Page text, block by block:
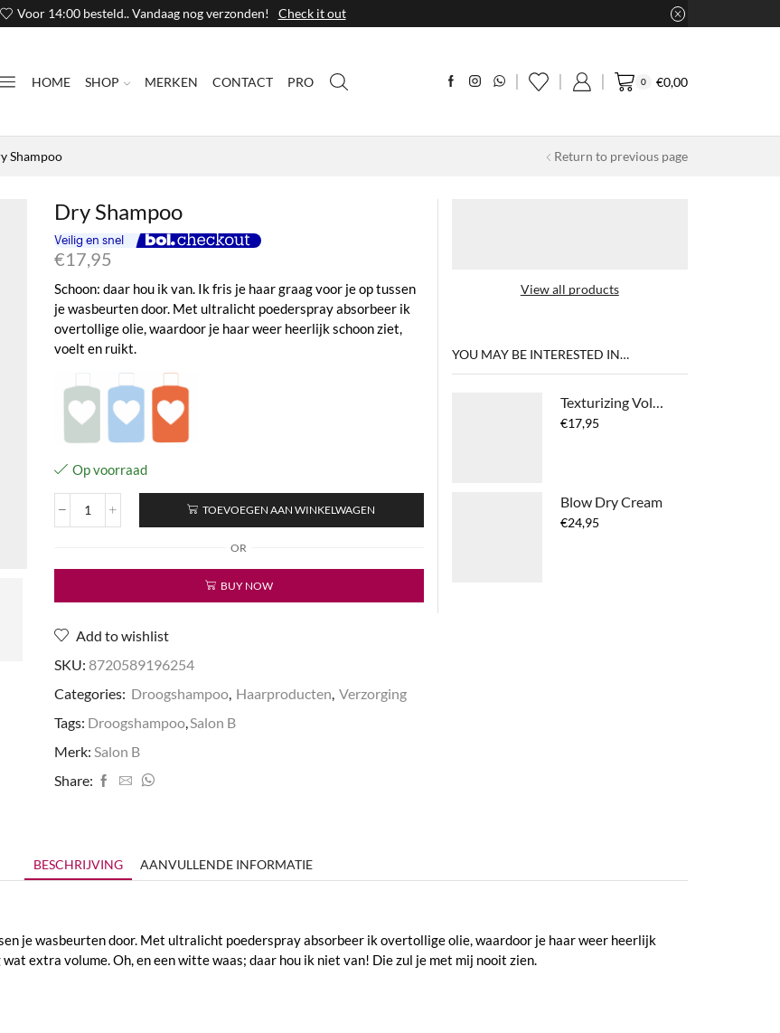
Voor 14:00 besteld.. Vandaag nog verzonden! Check it out
HOME SHOP MERKEN CONTACT PRO 0 €0,00
Shampoo Return to previous page
Dry Shampoo
€17,95
Schoon: daar hou ik van. Ik fris je haar graag voor je op tussen
je wasbeurten door. Met ultralicht poederspray absorbeer ik
overtollige olie, waardoor je haar weer heerlijk schoon ziet,
voelt en ruikt.
Op voorraad
Dry
TOEVOEGEN AAN WINKELWAGEN
OR
BUY NOW
Add to wishlist
SKU: 8720589196254
Categories: Droogshampoo, Haarproducten, Verzorging
Tags: Droogshampoo,Salon B
Merk: Salon B
Share:
View all products
YOU MAY BE INTERESTED IN…
€17,95
Blow Dry Cream
€24,95
BESCHRIJVING AANVULLENDE INFORMATIE
je wasbeurten door. Met ultralicht poederspray absorbeer ik overtollige olie, waardoor je haar weer heerlijk
extra volume. Oh, en een witte waas; daar hou ik niet van! Die zul je met mij nooit zien.